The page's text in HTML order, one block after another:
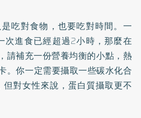
吃對食物，也要吃對時間。一
次進食已經超過2小時，那麼在
請補充一份營養均衡的小點，熱
。你一定需要攝取一些碳水化合
對女性來說，蛋白質攝取更不